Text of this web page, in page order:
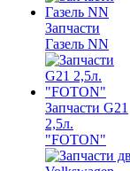
Запчасти
Газель NN
Запчасти G21
2,5л.
"FOTON"